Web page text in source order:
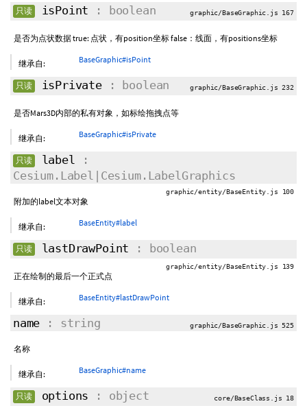
只读 isPoint : boolean graphic/BaseGraphic.js 167
是否为点状数据 true: 点状，有position坐标 false：线面，有positions坐标
继承自: BaseGraphic#isPoint
只读 isPrivate : boolean graphic/BaseGraphic.js 232
是否Mars3D内部的私有对象，如标绘拖拽点等
继承自: BaseGraphic#isPrivate
只读 label :
Cesium.Label|Cesium.LabelGraphics
graphic/entity/BaseEntity.js 100
附加的label文本对象
继承自: BaseEntity#label
只读 lastDrawPoint : boolean
graphic/entity/BaseEntity.js 139
正在绘制的最后一个正式点
继承自: BaseEntity#lastDrawPoint
name : string graphic/BaseGraphic.js 525
名称
继承自: BaseGraphic#name
只读 options : object core/BaseClass.js 18